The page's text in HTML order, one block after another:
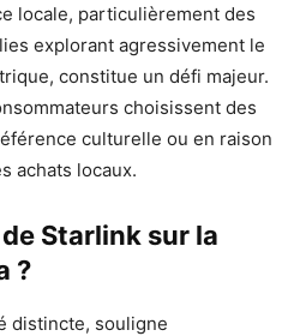
locale, particulièrement des
explorant agressivement le
constitue un défi majeur.
choisissent des
culturelle ou en raison
achats locaux.
Starlink sur la
?
distincte, souligne